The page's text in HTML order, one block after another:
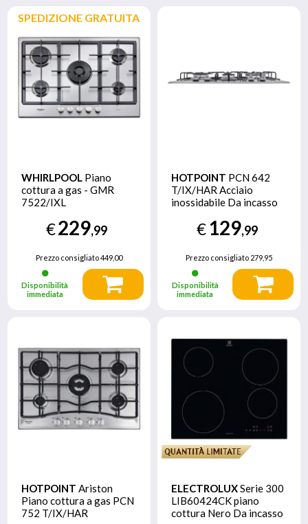
SPEDIZIONE GRATUITA
WHIRLPOOL Piano
cottura a gas - GMR
7522/IXL
€229,99
Prezzo consigliato449,00
Disponibilità
immediata
HOTPOINT PCN 642
T/IX/HAR Acciaio
inossidabile Da incasso
€129,99
Prezzo consigliato 279,95
Disponibilità
immediata
HOTPOINT Ariston
Piano cottura a gas PCN
752 T/IX/HAR
ELECTROLUXSerie 300
LIB60424CK piano
cottura Nero Da incasso